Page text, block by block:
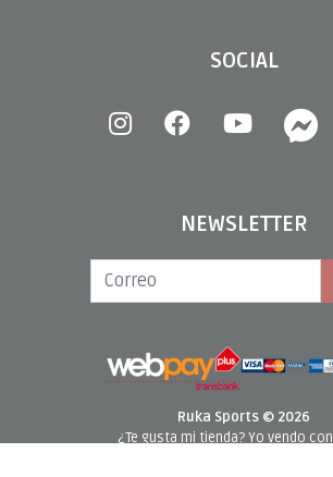
SOCIAL
NEWSLETTER
Ruka Sports © 2026
¿Te gusta mi tienda? Yo vendo con